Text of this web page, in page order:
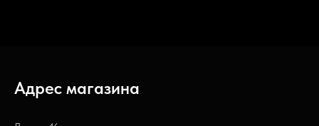
Адрес магазина